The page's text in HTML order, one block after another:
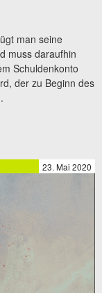
man seine
muss daraufhin
Schuldenkonto
der zu Beginn des
23. Mai 2020